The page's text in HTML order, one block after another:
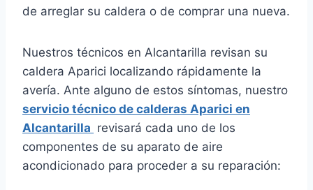
de arreglar su caldera o de comprar una nueva.
Nuestros técnicos en Alcantarilla revisan su
caldera Aparici localizando rápidamente la
avería. Ante alguno de estos síntomas, nuestro
servicio técnico de calderas Aparici en
Alcantarilla revisará cada uno de los
componentes de su aparato de aire
acondicionado para proceder a su reparación: